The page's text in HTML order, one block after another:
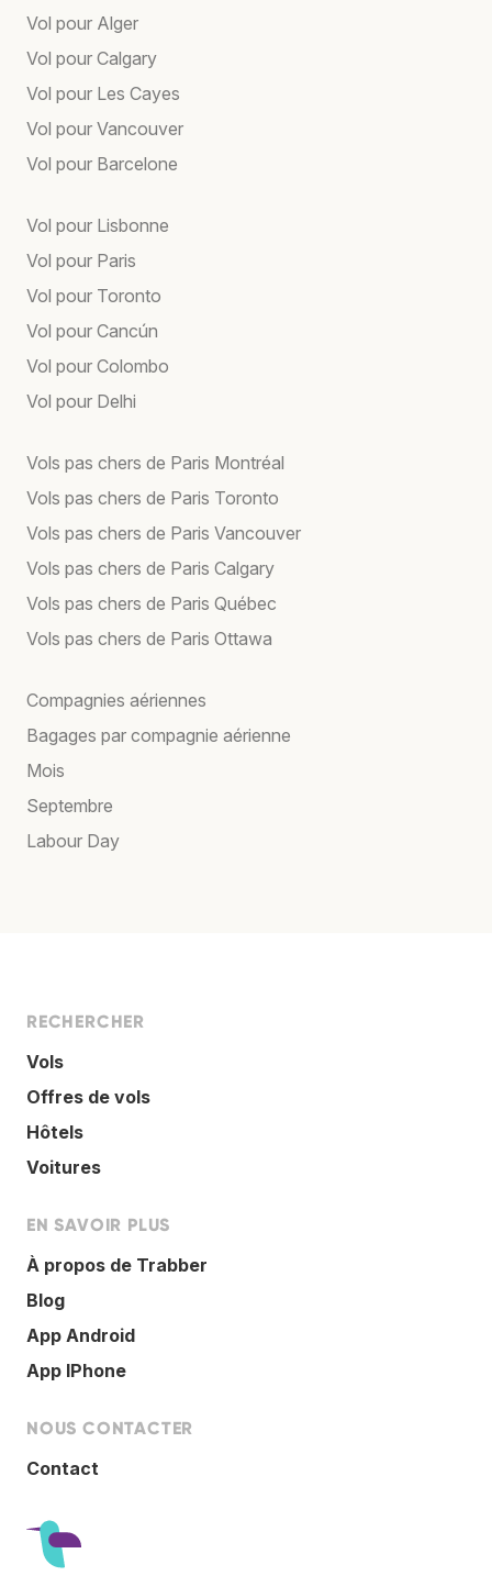
Vol pour Alger
Vol pour Calgary
Vol pour Les Cayes
Vol pour Vancouver
Vol pour Barcelone
Vol pour Lisbonne
Vol pour Paris
Vol pour Toronto
Vol pour Cancún
Vol pour Colombo
Vol pour Delhi
Vols pas chers de Paris Montréal
Vols pas chers de Paris Toronto
Vols pas chers de Paris Vancouver
Vols pas chers de Paris Calgary
Vols pas chers de Paris Québec
Vols pas chers de Paris Ottawa
Compagnies aériennes
Bagages par compagnie aérienne
Mois
Septembre
Labour Day
RECHERCHER
Vols
Offres de vols
Hôtels
Voitures
EN SAVOIR PLUS
À propos de Trabber
Blog
App Android
App IPhone
NOUS CONTACTER
Contact